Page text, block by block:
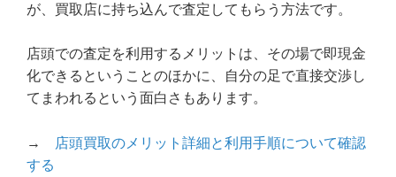
が、買取店に持ち込んで査定してもらう方法です。
店頭での査定を利用するメリットは、その場で即現金
化できるということのほかに、自分の足で直接交渉し
てまわれるという面白さもあります。
→
店頭買取のメリット詳細と利用手順について確認
する